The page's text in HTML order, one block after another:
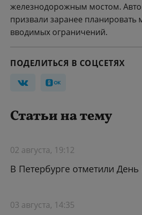
железнодорожным мостом.
призвали заранее планировать
вводимых ограничений.
ПОДЕЛИТЬСЯ В СОЦСЕТЯХ
Статьи на тему
02 августа, 19:12
В Петербурге отметили
03 августа, 14:35